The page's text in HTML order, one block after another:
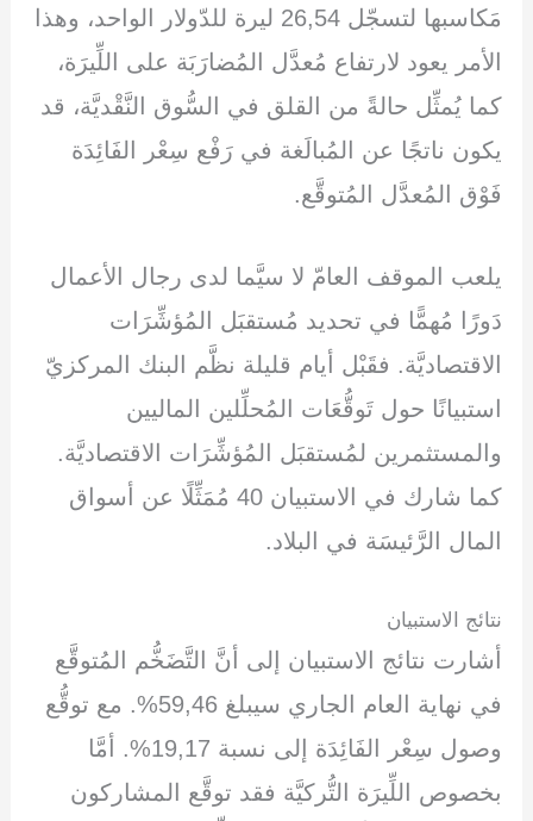
مَكاسبها لتسجّل 26,54 ليرة للدّولار الواحد، وهذا
الأمر يعود لارتفاع مُعدَّل المُضارَبَة على اللِّيرَة،
كما يُمثِّل حالةً من القلق في السُّوق النَّقْديَّة، قد
يكون ناتجًا عن المُبالَغة في رَفْع سِعْر الفَائِدَة
فَوْق المُعدَّل المُتوقَّع.
يلعب الموقف العامّ لا سيَّما لدى رجال الأعمال
دَورًا مُهمًّا في تحديد مُستقبَل المُؤشِّرَات
الاقتصاديَّة. فقَبْل أيام قليلة نظَّم البنك المركزيّ
استبيانًا حول تَوقُّعَات المُحلِّلين الماليين
والمستثمرين لمُستقبَل المُؤشِّرَات الاقتصاديَّة.
كما شارك في الاستبيان 40 مُمَثِّلًا عن أسواق
المال الرَّئيسَة في البلاد.
نتائج الاستبيان
أشارت نتائج الاستبيان إلى أنَّ التَّضَخُّم المُتوقَّع
في نهاية العام الجاري سيبلغ 59,46%. مع توقُّع
وصول سِعْر الفَائِدَة إلى نسبة 19,17%. أمَّا
بخصوص اللِّيرَة التُّركيَّة فقد توقَّع المشاركون